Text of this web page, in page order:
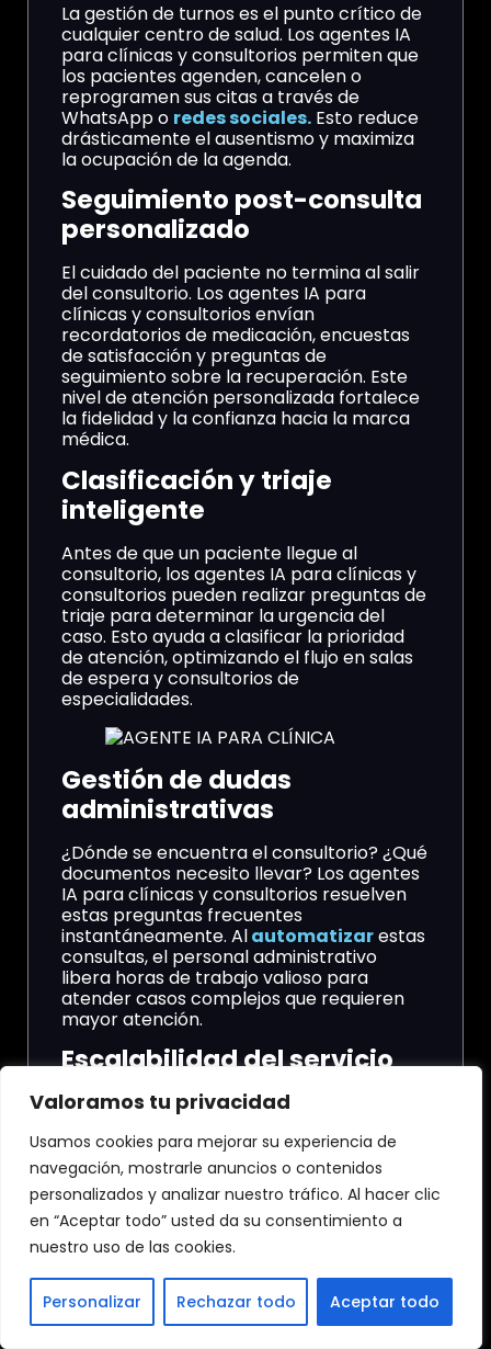
Valoramos tu privacidad
Usamos cookies para mejorar su experiencia de
navegación, mostrarle anuncios o contenidos
personalizados y analizar nuestro tráfico. Al hacer clic
en “Aceptar todo” usted da su consentimiento a
nuestro uso de las cookies.
Personalizar Rechazar todo Aceptar todo
La gestión de turnos es el punto crítico de
cualquier centro de salud. Los agentes IA
para clínicas y consultorios permiten que
los pacientes agenden, cancelen o
reprogramen sus citas a través de
WhatsApp o redes sociales. Esto reduce
drásticamente el ausentismo y maximiza
la ocupación de la agenda.
Seguimiento post-consulta
personalizado
El cuidado del paciente no termina al salir
del consultorio. Los agentes IA para
clínicas y consultorios envían
recordatorios de medicación, encuestas
de satisfacción y preguntas de
seguimiento sobre la recuperación. Este
nivel de atención personalizada fortalece
la fidelidad y la confianza hacia la marca
médica.
Clasificación y triaje
inteligente
Antes de que un paciente llegue al
consultorio, los agentes IA para clínicas y
consultorios pueden realizar preguntas de
triaje para determinar la urgencia del
caso. Esto ayuda a clasificar la prioridad
de atención, optimizando el flujo en salas
de espera y consultorios de
especialidades.
Gestión de dudas
administrativas
¿Dónde se encuentra el consultorio? ¿Qué
documentos necesito llevar? Los agentes
IA para clínicas y consultorios resuelven
estas preguntas frecuentes
instantáneamente. Alautomatizarestas
consultas, el personal administrativo
libera horas de trabajo valioso para
atender casos complejos que requieren
mayor atención.
Escalabilidad del servicio
médico
A medida que tu clínica crece, la carga
operativa aumenta. Al implementar
agentes IA para clínicas y consultorios,
puedes escalar tu capacidad de atención
sin necesidad de contratar personal
adicional para recepción. Es la forma más
rentable de mantener un crecimiento
sostenido y un servicio de excelencia.
Opció
Nivel
Uso
Enfoq